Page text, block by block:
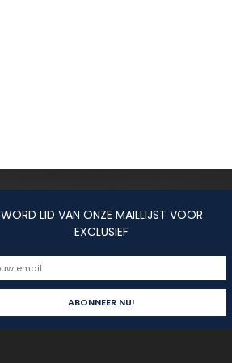
WORD LID VAN ONZE MAILLIJST VOOR
EXCLUSIEF